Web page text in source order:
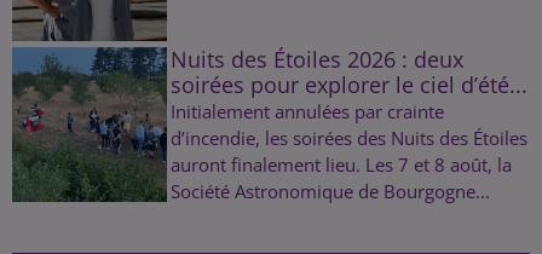
Nuits des Étoiles 2026 : deux
soirées pour explorer le ciel d’été...
Initialement annulées par crainte
d’incendie, les soirées des Nuits des Étoiles
auront finalement lieu. Les 7 et 8 août, la
Société Astronomique de Bourgogne...